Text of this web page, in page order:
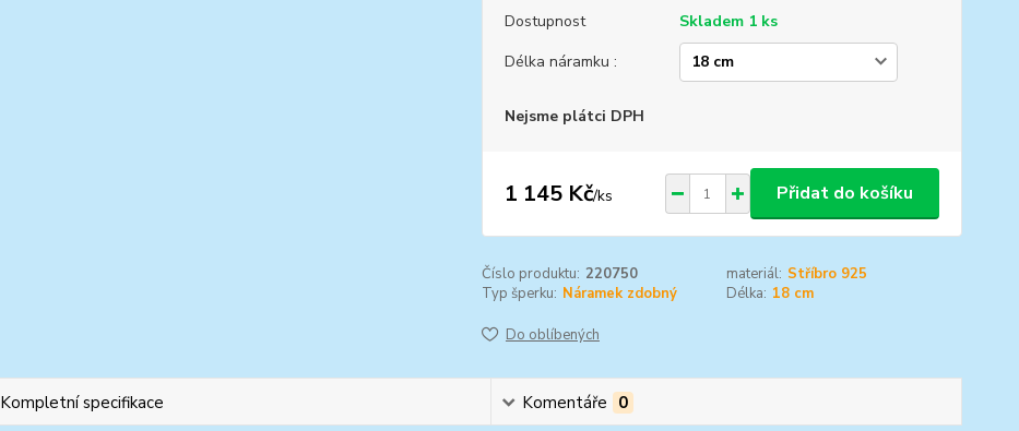
Dostupnost
Skladem 1 ks
Délka náramku :
Nejsme plátci DPH
1 145 Kč/ks Přidat do košíku
Číslo produktu: 220750 materiál: Stříbro 925
Typ šperku: Náramek zdobný Délka: 18 cm
Do oblíbených
Kompletní specifikace Komentáře 0